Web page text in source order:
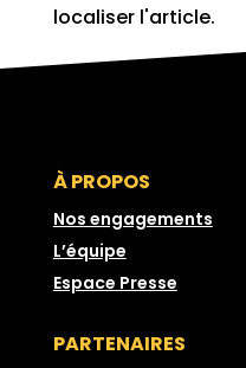
localiser l'article.
À PROPOS
Nos engagements
L’équipe
Espace Presse
PARTENAIRES